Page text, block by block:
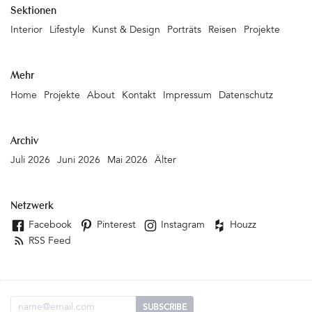
Sektionen
Interior Lifestyle Kunst & Design Porträts Reisen Projekte
Mehr
Home Projekte About Kontakt Impressum Datenschutz
Archiv
Juli 2026 Juni 2026 Mai 2026 Älter
Netzwerk
Facebook Pinterest Instagram
Houzz
RSS Feed
Email Adresse SUBSCRIBE